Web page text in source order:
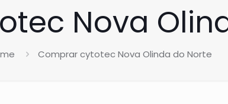
Nova
Comprar cytotec Nova Olinda do Norte